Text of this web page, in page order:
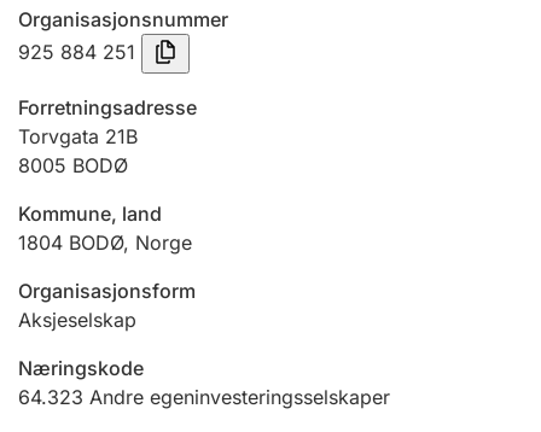
Tinglysing
Jeger
Ektepaktveileder
Offentlig sektor
Organisasjonsnummer
925 884 251
Forretningsadresse
Torvgata 21B
8005 BODØ
Kommune, land
1804 BODØ, Norge
Organisasjonsform
Aksjeselskap
Næringskode
64.323 Andre egeninvesteringsselskaper